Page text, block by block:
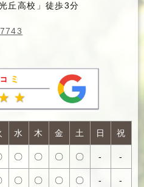
丘高校」徒歩3分
水 木 金 土 日 祝
〇 〇 〇 〇 - -
〇 〇 〇 〇 - -